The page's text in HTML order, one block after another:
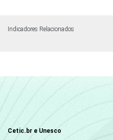
Indicadores Relacionados
Cetic.br e Unesco